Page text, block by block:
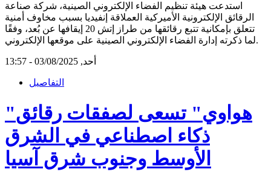
استدعت هيئة تنظيم الفضاء الإلكتروني الصينية، شركة صناعة
الرقائق الإلكترونية الأميركية العملاقة إنفيديا بسبب مخاوف أمنية
تتعلق بإمكانية تتبع رقائقها من طراز إتش 20 إيقافها عن بُعد، وفقًا
لما ذكرته إدارة الفضاء الإلكتروني الصينية على موقعها الإلكتروني.
أحد, 03/08/2025 - 13:57
التفاصيل
"هواوي" تسعى لصفقات رقائق
ذكاء اصطناعي في الشرق
الأوسط وجنوب شرق آسيا